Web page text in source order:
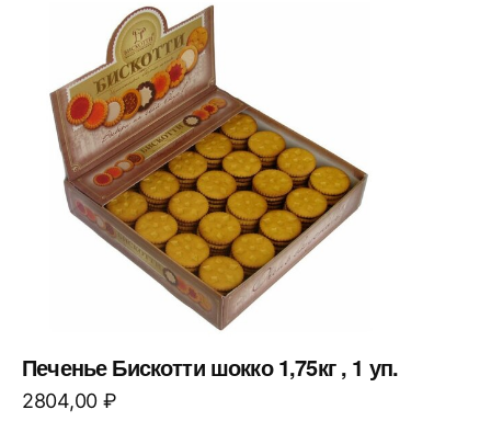
Печенье Бискотти шокко 1,75кг , 1 уп.
2804,00 ₽